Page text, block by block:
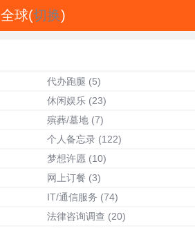
全球(切换)
代办跑腿 (5)
休闲娱乐 (23)
殡葬/墓地 (7)
个人备忘录 (122)
梦想许愿 (10)
网上订餐 (3)
IT/通信服务 (74)
法律咨询调查 (20)